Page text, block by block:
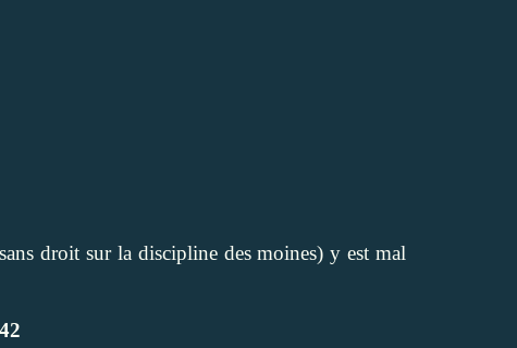
droit sur la discipline des moines) y est mal